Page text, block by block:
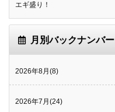
エギ盛り！
月別バックナンバー
2026年8月(8)
2026年7月(24)